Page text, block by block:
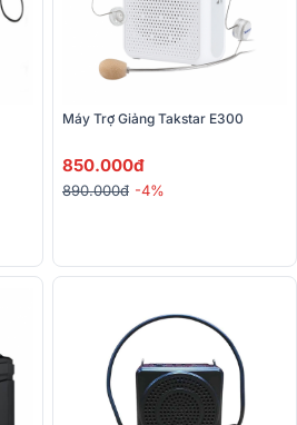
Máy Trợ Giảng Takstar E300
850.000đ
890.000đ -4%